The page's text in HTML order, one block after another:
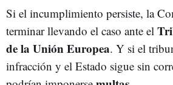
Si el incumplimiento persiste, la
terminar llevando el caso ante el
de la Unión Europea. Y si el
infracción y el Estado sigue sin